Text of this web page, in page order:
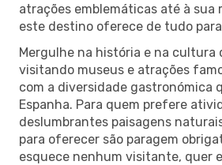
atrações emblemáticas até à sua
este destino oferece de tudo
Mergulhe na história e na cultura
visitando museus e atrações
com a diversidade gastronómica
Espanha. Para quem prefere
deslumbrantes paisagens
para oferecer são paragem
esquece nenhum visitante, quer